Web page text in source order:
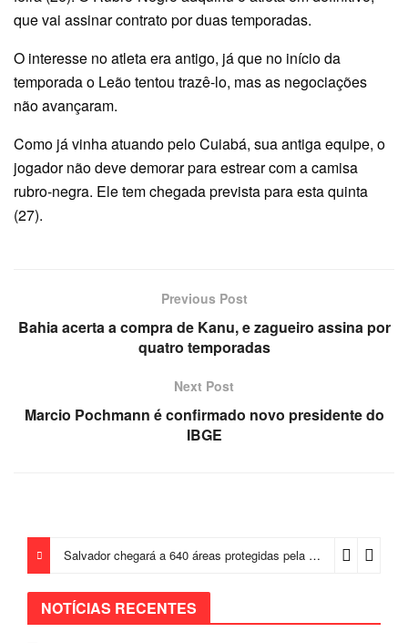
que vai assinar contrato por duas temporadas.
O interesse no atleta era antigo, já que no início da
temporada o Leão tentou trazê-lo, mas as negociações
não avançaram.
Como já vinha atuando pelo Cuiabá, sua antiga equipe, o
jogador não deve demorar para estrear com a camisa
rubro-negra. Ele tem chegada prevista para esta quinta
(27).
Previous Post
Bahia acerta a compra de Kanu, e zagueiro assina por
quatro temporadas
Next Post
Marcio Pochmann é confirmado novo presidente do
IBGE
Salvador chegará a 640 áreas protegidas pela Prefeitura com investimentos em contenções de encostas e prevenção de riscos
NOTÍCIAS RECENTES